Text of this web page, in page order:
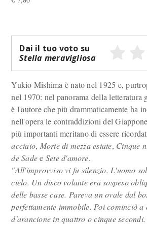
Dai il tuo voto su
Stella meravigliosa
Yukio Mishima è nato nel 1925 e,
nel 1970: nel panorama della letteratura
è l'autore che più drammaticamente ha
nell'opera le contraddizioni del
più importanti meritano di essere
acciaio, Morte di mezza estate, Cinque
de Sadee Sete d'amore.
"All'improvviso vi fu silenzio. L'uomo
cielo. Un disco volante era sospeso
delle basse case. Pareva un ovale dal
perfettamente immobile. Poi cominciò
d'arancione in quattro o cinque